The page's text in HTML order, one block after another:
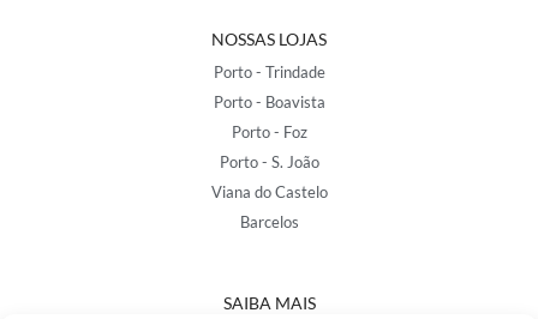
NOSSAS LOJAS
Porto - Trindade
Porto - Boavista
Porto - Foz
Porto - S. João
Viana do Castelo
Barcelos
SAIBA MAIS